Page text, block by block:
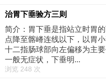
治胃下垂验方三则
简介：胃下垂是指站立时胃
点降至髂嵴连线以下，以胃
十二指肠球部向左偏移为主
一般无症状，下垂明...
浏览 248 次